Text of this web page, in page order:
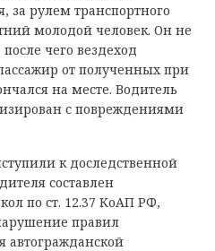
за рулем транспортного
молодой человек. Он не
чего вездеход
от полученных при
на месте. Водитель
с повреждениями
к доследственной
составлен
по ст. 12.37 КоАП РФ,
правил
автогражданской